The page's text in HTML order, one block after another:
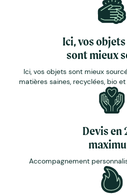
Ici, vos
sont mieux
Ici, vos objets sont mieux
matières saines, recyclées, bio
Devis en
Accompagnement